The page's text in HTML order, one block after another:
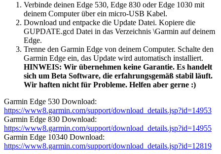
Verbinde deinen Edge 530, Edge 830 oder Edge 1030 mit
deinem Computer über ein micro-USB Kabel.
Download und entpacke die Update Datei. Kopiere die
GUPDATE.gcd Datei in das Verzeichnis \Garmin auf deinem
Edge.
Trenne den Garmin Edge von deinem Computer. Schalte den
Garmin Edge ein, das Update wird automatisch installiert.
HINWEIS: Wir übernehmen keine Garantie. Es handelt
sich um Beta Software, die erfahrungsgemäß stabil läuft.
Wir haften nicht für Probleme. Helfen aber gerne :)
Garmin Edge 530 Download:
https://www8.garmin.com/support/download_details.jsp?id=14953
Garmin Edge 830 Download:
https://www8.garmin.com/support/download_details.jsp?id=14955
Garmin Edge 10340 Download:
https://www8.garmin.com/support/download_details.jsp?id=12819